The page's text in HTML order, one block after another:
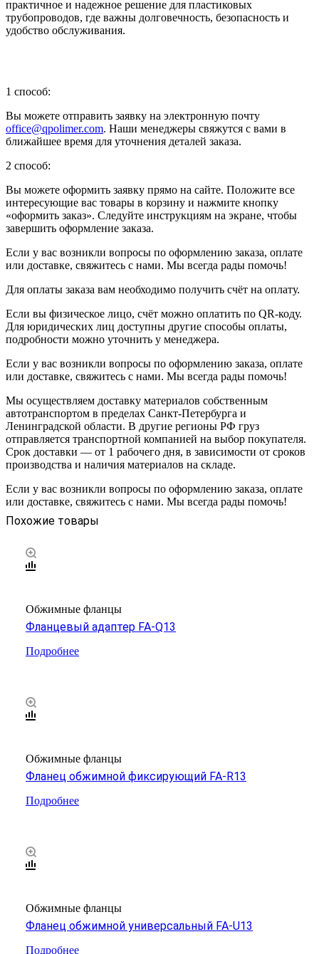
практичное и надежное решение для пластиковых
трубопроводов, где важны долговечность, безопасность и
удобство обслуживания.
1 способ:
Вы можете отправить заявку на электронную почту
office@qpolimer.com. Наши менеджеры свяжутся с вами в
ближайшее время для уточнения деталей заказа.
2 способ:
Вы можете оформить заявку прямо на сайте. Положите все
интересующие вас товары в корзину и нажмите кнопку
«оформить заказ». Следуйте инструкциям на экране, чтобы
завершить оформление заказа.
Если у вас возникли вопросы по оформлению заказа, оплате
или доставке, свяжитесь с нами. Мы всегда рады помочь!
Для оплаты заказа вам необходимо получить счёт на оплату.
Если вы физическое лицо, счёт можно оплатить по QR-коду.
Для юридических лиц доступны другие способы оплаты,
подробности можно уточнить у менеджера.
Если у вас возникли вопросы по оформлению заказа, оплате
или доставке, свяжитесь с нами. Мы всегда рады помочь!
Мы осуществляем доставку материалов собственным
автотранспортом в пределах Санкт-Петербурга и
Ленинградской области. В другие регионы РФ груз
отправляется транспортной компанией на выбор покупателя.
Срок доставки — от 1 рабочего дня, в зависимости от сроков
производства и наличия материалов на складе.
Если у вас возникли вопросы по оформлению заказа, оплате
или доставке, свяжитесь с нами. Мы всегда рады помочь!
Похожие товары
Обжимные фланцы
Фланцевый адаптер FA-Q13
Подробнее
Обжимные фланцы
Фланец обжимной фиксирующий FA-R13
Подробнее
Обжимные фланцы
Фланец обжимной универсальный FA-U13
Подробнее